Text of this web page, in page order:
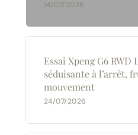
14/07/2026
Essai Xpeng G6 RWD
séduisante à l’arrêt,
mouvement
24/07/2026